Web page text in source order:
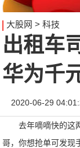
大股网 > 科技
出租车
华为千
2020-06-29
去年嘀嘀快的这
哥，你想抢单可发现